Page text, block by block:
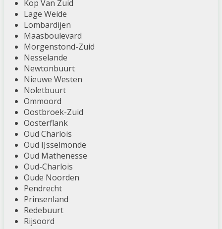
Kop Van Zuid
Lage Weide
Lombardijen
Maasboulevard
Morgenstond-Zuid
Nesselande
Newtonbuurt
Nieuwe Westen
Noletbuurt
Ommoord
Oostbroek-Zuid
Oosterflank
Oud Charlois
Oud IJsselmonde
Oud Mathenesse
Oud-Charlois
Oude Noorden
Pendrecht
Prinsenland
Redebuurt
Rijsoord